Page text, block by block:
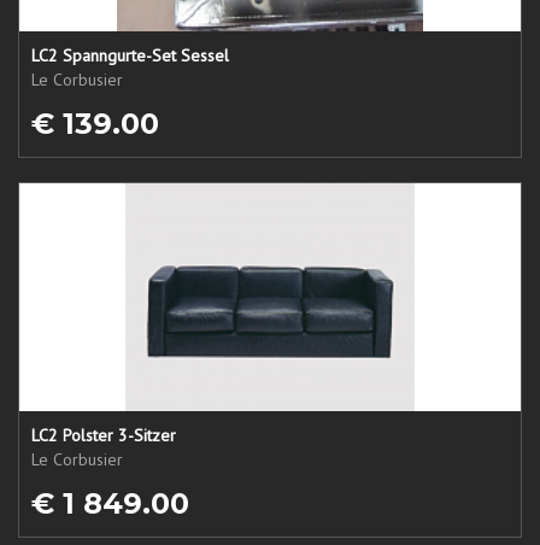
LC2 Spanngurte-Set Sessel
Le Corbusier
€ 139.00
LC2 Polster 3-Sitzer
Le Corbusier
€ 1 849.00